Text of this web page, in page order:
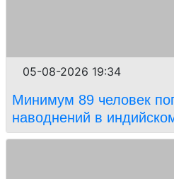
05-08-2026 19:34
Минимум 89 человек
наводнений в